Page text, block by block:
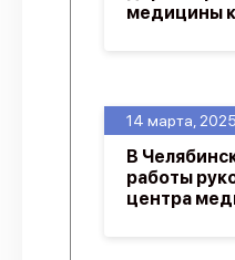
14 марта, 2025
В
работы
центра
медицины